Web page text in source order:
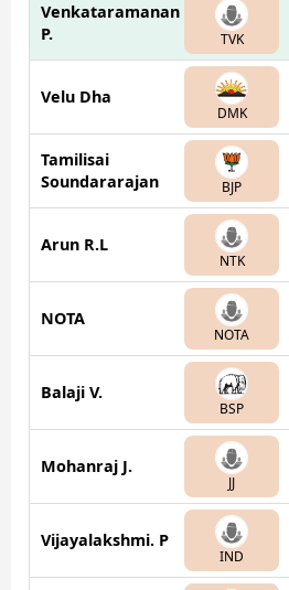
Venkataramanan
P.
TVK
Velu Dha
DMK
Tamilisai
Soundararajan
BJP
Arun R.L
NTK
NOTA
NOTA
Balaji V.
BSP
Mohanraj J.
JJ
Vijayalakshmi. P
IND